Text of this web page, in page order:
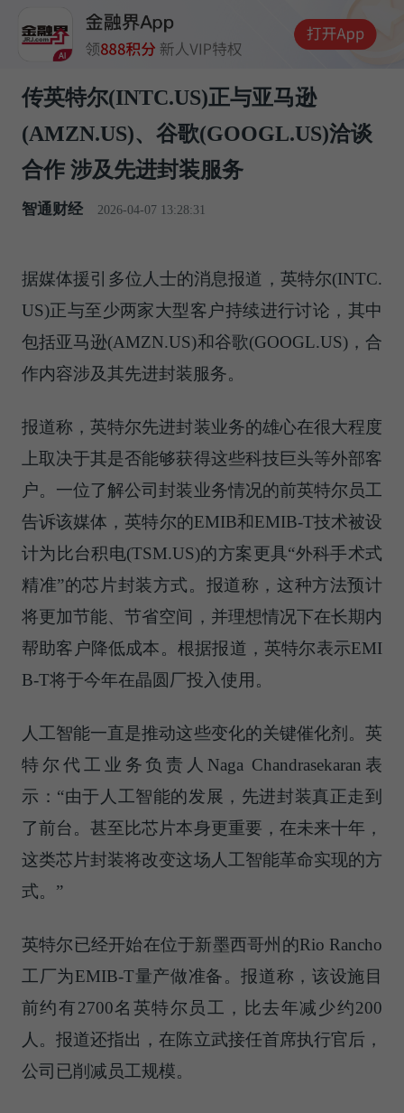
传英特尔(INTC.US)正与亚马逊
(AMZN.US)、谷歌(GOOGL.US)洽谈
合作 涉及先进封装服务
智通财经 2026-04-07 13:28:31
据媒体援引多位人士的消息报道，英特尔(INTC.
US)正与至少两家大型客户持续进行讨论，其中
包括亚马逊(AMZN.US)和谷歌(GOOGL.US)，合
作内容涉及其先进封装服务。
报道称，英特尔先进封装业务的雄心在很大程度
上取决于其是否能够获得这些科技巨头等外部客
户。一位了解公司封装业务情况的前英特尔员工
告诉该媒体，英特尔的EMIB和EMIB-T技术被设
计为比台积电(TSM.US)的方案更具“外科手术式
精准”的芯片封装方式。报道称，这种方法预计
将更加节能、节省空间，并理想情况下在长期内
帮助客户降低成本。根据报道，英特尔表示EMI
B-T将于今年在晶圆厂投入使用。
人工智能一直是推动这些变化的关键催化剂。英
特尔代工业务负责人Naga Chandrasekaran表
示：“由于人工智能的发展，先进封装真正走到
了前台。甚至比芯片本身更重要，在未来十年，
这类芯片封装将改变这场人工智能革命实现的方
式。”
英特尔已经开始在位于新墨西哥州的Rio Rancho
工厂为EMIB-T量产做准备。报道称，该设施目
前约有2700名英特尔员工，比去年减少约200
人。报道还指出，在陈立武接任首席执行官后，
公司已削减员工规模。